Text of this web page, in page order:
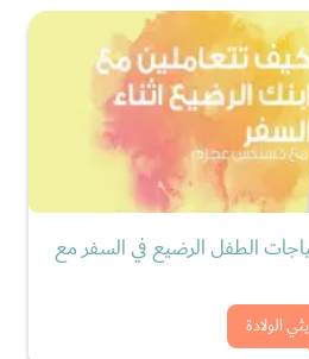
الولادة
الطفل الرضيع في السفر مع